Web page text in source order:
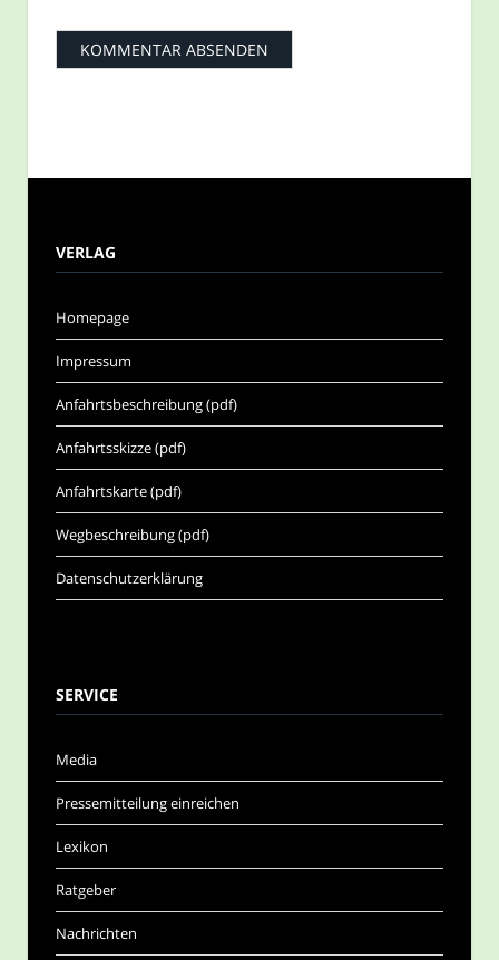
VERLAG
Homepage
Impressum
Anfahrtsbeschreibung (pdf)
Anfahrtsskizze (pdf)
Anfahrtskarte (pdf)
Wegbeschreibung (pdf)
Datenschutzerklärung
SERVICE
Media
Pressemitteilung einreichen
Lexikon
Ratgeber
Nachrichten